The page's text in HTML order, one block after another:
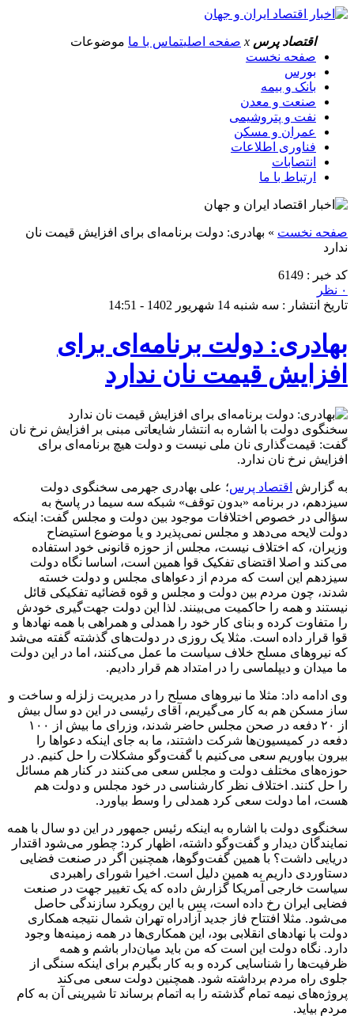
اقتصاد پرس x صفحه اصلیتماس با ما موضوعات
صفحه نخست
بورس
بانک و بیمه
صنعت و معدن
نفت و پتروشیمی
عمران و مسکن
فناوری اطلاعات
انتصابات
ارتباط با ما
صفحه نخست » بهادری: دولت برنامه‌ای برای افزایش قیمت نان
ندارد
کد خبر : 6149
۰ نظر
تاریخ انتشار : سه شنبه 14 شهریور 1402 - 14:51
بهادری: دولت برنامه‌ای برای
افزایش قیمت نان ندارد
سخنگوی دولت با اشاره به انتشار شایعاتی مبنی بر افزایش نرخ نان
گفت: قیمت‌گذاری نان ملی نیست و دولت هیچ برنامه‌ای برای
افزایش نرخ نان ندارد.
به گزارش اقتصاد پرس؛ علی بهادری جهرمی سخنگوی دولت
سیزدهم، در برنامه «بدون توقف» شبکه سه سیما در پاسخ به
سؤالی در خصوص اختلافات موجود بین دولت و مجلس گفت: اینکه
دولت لایحه می‌دهد و مجلس نمی‌پذیرد و یا موضوع استیضاح
وزیران، که اختلاف نیست، مجلس از حوزه قانونی خود استفاده
می‌کند و اصلا اقتضای تفکیک قوا همین است، اساسا نگاه دولت
سیزدهم این است که مردم از دعواهای مجلس و دولت خسته
شدند، چون مردم بین دولت و مجلس و قوه قضائیه تفکیکی قائل
نیستند و همه را حاکمیت می‌بینند. لذا این دولت جهت‌گیری خودش
را متفاوت کرده و بنای کار خود را همدلی و همراهی با همه نهادها و
قوا قرار داده است. مثلا یک روزی در دولت‌های گذشته گفته می‌شد
که نیروهای مسلح خلاف سیاست ما عمل می‌کنند، اما در این دولت
ما میدان و دیپلماسی را در امتداد هم قرار دادیم.
وی ادامه داد: مثلا ما نیروهای مسلح را در مدیریت زلزله و ساخت و
ساز مسکن هم به کار می‌گیریم، آقای رئیسی در این دو سال بیش
از ۲۰ دفعه در صحن مجلس حاضر شدند، وزرای ما بیش از ۱۰۰
دفعه در کمیسیون‌ها شرکت داشتند، ما به جای اینکه دعواها را
بیرون بیاوریم سعی می‌کنیم با گفت‌وگو مشکلات را حل کنیم. در
حوزه‌های مختلف دولت و مجلس سعی می‌کنند در کنار هم مسائل
را حل کنند. اختلاف نظر کارشناسی در خود مجلس و دولت هم
هست، اما دولت سعی کرد همدلی را وسط بیاورد.
سخنگوی دولت با اشاره به اینکه رئیس جمهور در این دو سال با همه
نمایندگان دیدار و گفت‌وگو داشته، اظهار کرد: چطور می‌شود اقتدار
دریایی داشت؟ با همین گفت‌وگوها، همچنین اگر در صنعت فضایی
دستاوردی داریم به همین دلیل است. اخیرا شورای راهبردی
سیاست خارجی آمریکا گزارش داده که یک تغییر جهت در صنعت
فضایی ایران رخ داده است، پس با این رویکرد سازندگی حاصل
می‌شود. مثلا افتتاح فاز جدید آزادراه تهران شمال نتیجه همکاری
دولت با نهادهای انقلابی بود، این همکاری‌ها در همه زمینه‌ها وجود
دارد. نگاه دولت این است که من باید میان‌دار باشم و همه
ظرفیت‌ها را شناسایی کرده و به کار بگیرم برای اینکه سنگی از
جلوی راه مردم برداشته شود. همچنین دولت سعی می‌کند
پروژه‌های نیمه تمام گذشته را به اتمام برساند تا شیرینی آن به کام
مردم بیاید.